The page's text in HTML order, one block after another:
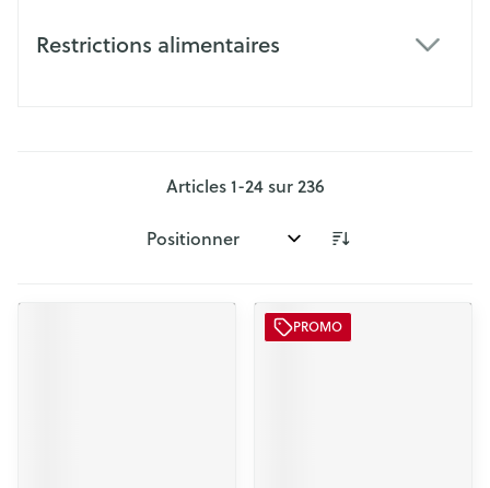
Restrictions alimentaires
Articles1-24sur236
Trier par:
PROMO